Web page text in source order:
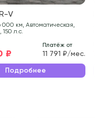
V
150 л.с.
₽
Платёж от
11 791 ₽/мес.
Подробнее